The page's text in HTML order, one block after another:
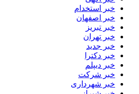
خبر استخدام
خبر اصفهان
خبر تبریز
خبر تهران
خبر جدید
خبر دکترا
خبر دیپلم
خبر شرکت
خبر شهرداری